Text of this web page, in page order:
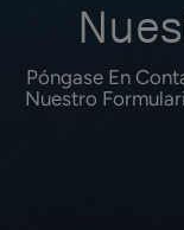
Póngase En
Nuestro